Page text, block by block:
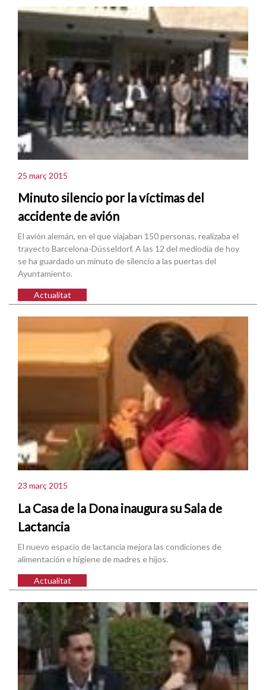
25 març 2015
Minuto silencio por la víctimas del
accidente de avión
El avión alemán, en el que viajaban 150 personas, realizaba el
trayecto Barcelona-Düsseldorf. A las 12 del mediodía de hoy
se ha guardado un minuto de silencio a las puertas del
Ayuntamiento.
Actualitat
23 març 2015
La Casa de la Dona inaugura su Sala de
Lactancia
El nuevo espacio de lactancia mejora las condiciones de
alimentación e higiene de madres e hijos.
Actualitat